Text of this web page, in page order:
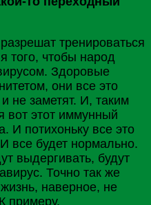
тренироваться
того, чтобы народ
Здоровые
они все это
не заметят. И, таким
вот этот иммунный
И потихоньку все это
все будет нормально.
выдергивать, будут
Точно так же
наверное, не
примеру,